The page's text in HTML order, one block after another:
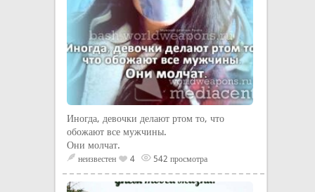
Иногда, девочки делают ртом то, что
обожают все мужчины.
Они молчат.
неизвестен 4 542 просмотра